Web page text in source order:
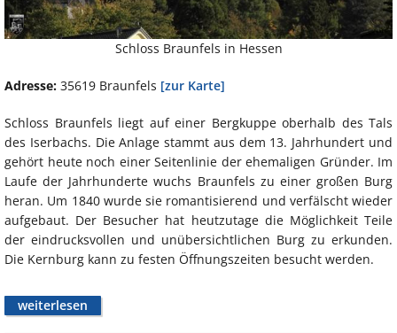
Schloss Braunfels in Hessen
Adresse: 35619 Braunfels [zur Karte]
Schloss Braunfels liegt auf einer Bergkuppe oberhalb des Tals
des Iserbachs. Die Anlage stammt aus dem 13. Jahrhundert und
gehört heute noch einer Seitenlinie der ehemaligen Gründer. Im
Laufe der Jahrhunderte wuchs Braunfels zu einer großen Burg
heran. Um 1840 wurde sie romantisierend und verfälscht wieder
aufgebaut. Der Besucher hat heutzutage die Möglichkeit Teile
der eindrucksvollen und unübersichtlichen Burg zu erkunden.
Die Kernburg kann zu festen Öffnungszeiten besucht werden.
weiterlesen